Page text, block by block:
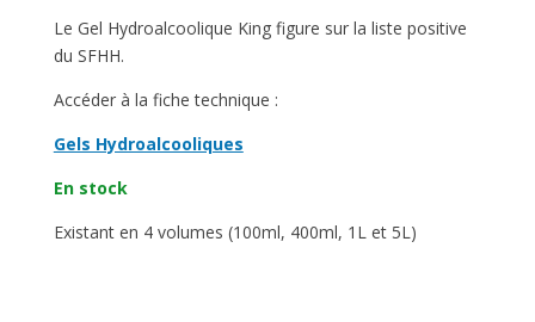
Le Gel Hydroalcoolique King figure sur la liste positive
du SFHH.
Accéder à la fiche technique :
Gels Hydroalcooliques
En stock
Existant en 4 volumes (100ml, 400ml, 1L et 5L)